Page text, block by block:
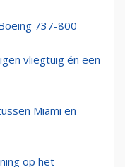
737-800
vliegtuig én een
Miami en
op het